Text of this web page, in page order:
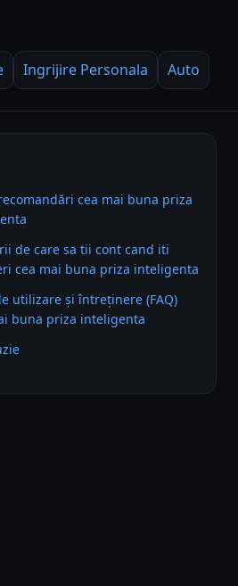
Ingrijire Personala Auto
cea mai buna priza
de care sa tii cont cand iti
cea mai buna priza inteligenta
utilizare și întreținere (FAQ)
buna priza inteligenta